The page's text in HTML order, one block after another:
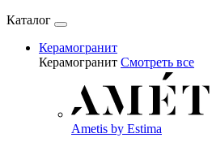
Каталог
Керамогранит
Керамогранит Смотреть все
Ametis by Estima